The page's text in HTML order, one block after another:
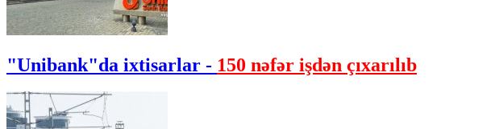
"Unibank"da ixtisarlar - 150 nəfər işdən çıxarılıb